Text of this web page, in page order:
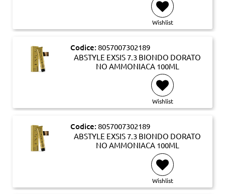
Wishlist
Codice: 8057007302189
ABSTYLE EXSIS 7.3 BIONDO DORATO
NO AMMONIACA 100ML
Wishlist
Codice: 8057007302189
ABSTYLE EXSIS 7.3 BIONDO DORATO
NO AMMONIACA 100ML
Wishlist